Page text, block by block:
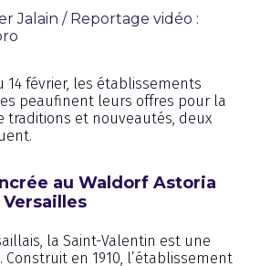
Jalain / Reportage vidéo :
14 février, les établissements
peaufinent leurs offres pour la
traditions et nouveautés, deux
au Waldorf Astoria
la Saint-Valentin est une
en 1910, l’établissement